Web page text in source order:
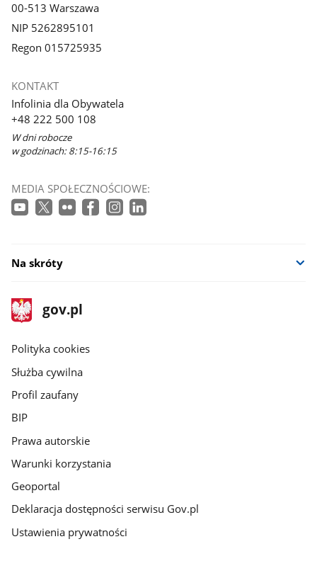
00-513 Warszawa
NIP 5262895101
Regon 015725935
KONTAKT
Infolinia dla Obywatela
+48 222 500 108
W dni robocze
w godzinach: 8:15-16:15
MEDIA SPOŁECZNOŚCIOWE:
Na skróty
stopka
gov.pl
Strona
gov.pl
gov.pl
Polityka cookies
Służba cywilna
Profil zaufany
BIP
Prawa autorskie
Warunki korzystania
Geoportal
Deklaracja dostępności serwisu Gov.pl
Ustawienia prywatności